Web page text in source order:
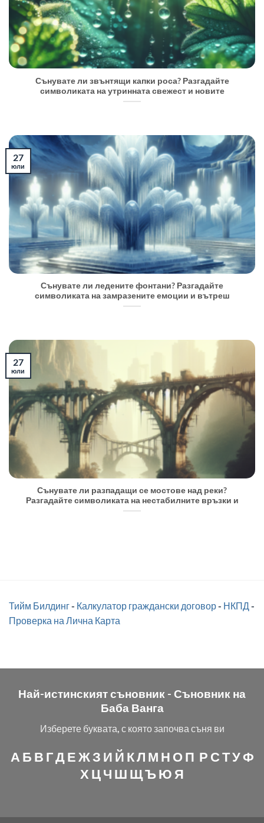
Сънувате ли звънтящи капки роса? Разгадайте
символиката на утринната свежест и новите
Сънувате ли ледените фонтани? Разгадайте
символиката на замразените емоции и вътреш
27
юли
Сънувате ли разпадащи се мостове над реки?
Разгадайте символиката на нестабилните връзки и
27
юли
Тийм Билдинг- Калкулатор граждански договор- НКПД-
Проверка на Лична Карта
Най-истинският съновник - Съновник на
Баба Ванга
Изберете буквата, с която започва съня ви
А Б В ГДЕЖЗ И Й КЛ М Н О П Р СТУФ
Х ЦЧ Ш ЩЪЮ Я